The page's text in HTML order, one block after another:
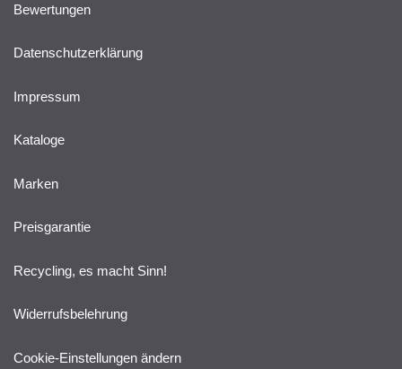
Bewertungen
Datenschutzerklärung
Impressum
Kataloge
Marken
Preisgarantie
Recycling, es macht Sinn!
Widerrufsbelehrung
Cookie-Einstellungen ändern